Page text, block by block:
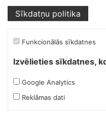
Ofiss, ražošana,
Priekuļi, Cēsu novads.
E-pasts:
Darba laiki
Sīkdatņu politika
Funkcionālās sīkdatnes
Izvēlieties sīkdatnes,
Google Analytics
Reklāmas dati